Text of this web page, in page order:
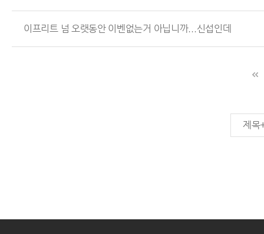
이프리트 넘 오랫동안 이벤없는거 아닙니까...신섭인데
제목